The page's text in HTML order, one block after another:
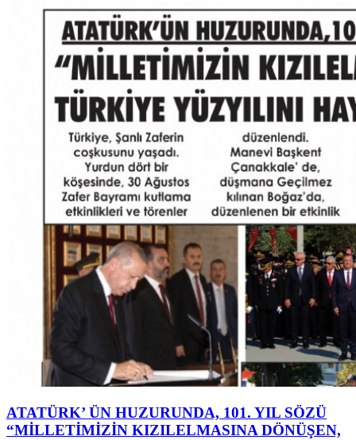
ATATÜRK’ ÜN HUZURUNDA, 101. YIL SÖZÜ
“MİLLETİMİZİN KIZILELMASINA DÖNÜŞEN,